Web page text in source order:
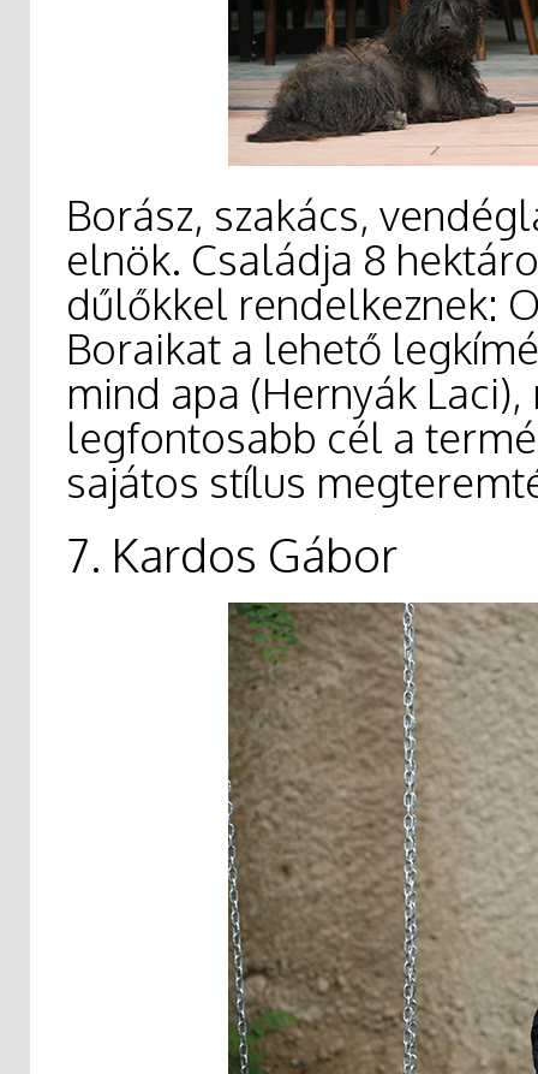
Borász, szakács,
elnök. Családja 8
dűlőkkel rendelkeznek:
Boraikat a lehető
mind apa (Hernyák
legfontosabb cél a
sajátos stílus
7. Kardos Gábor